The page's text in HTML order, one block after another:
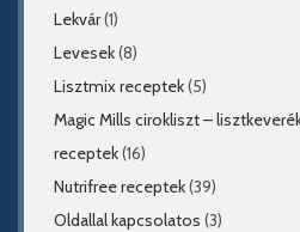
Lekvár(1)
Levesek(8)
Lisztmix receptek(5)
Magic Mills cirokliszt –
receptek(16)
Nutrifree receptek(39)
Oldallal kapcsolatos (3)